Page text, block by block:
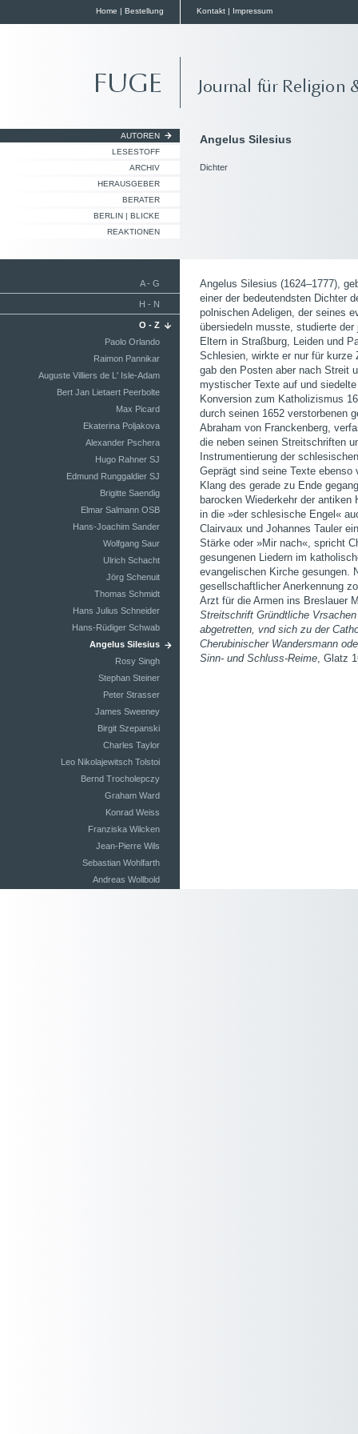
Home | Bestellung Kontakt | Impressum
AUTOREN
LESESTOFF
ARCHIV
HERAUSGEBER
BERATER
BERLIN | BLICKE
REAKTIONEN
Angelus Silesius
Dichter
A - G
H - N
O - Z
Paolo Orlando
Raimon Pannikar
Auguste Villiers de L' Isle-Adam
Bert Jan Lietaert Peerbolte
Max Picard
Ekaterina Poljakova
Alexander Pschera
Hugo Rahner SJ
Edmund Runggaldier SJ
Brigitte Saendig
Elmar Salmann OSB
Hans-Joachim Sander
Wolfgang Saur
Ulrich Schacht
Jörg Schenuit
Thomas Schmidt
Hans Julius Schneider
Hans-Rüdiger Schwab
Angelus Silesius
Rosy Singh
Stephan Steiner
Peter Strasser
James Sweeney
Birgit Szepanski
Charles Taylor
Leo Nikolajewitsch Tolstoi
Bernd Trocholepczy
Graham Ward
Konrad Weiss
Franziska Wilcken
Jean-Pierre Wils
Sebastian Wohlfarth
Andreas Wollbold
Angelus Silesius (1624–1777),
einer der bedeutendsten Dichter
polnischen Adeligen, der seines
übersiedeln musste, studierte
Eltern in Straßburg, Leiden und
Schlesien, wirkte er nur für kurze
gab den Posten aber nach Streit
mystischer Texte auf und
Konversion zum Katholizismus
durch seinen 1652 verstorbenen
Abraham von Franckenberg,
die neben seinen Streitschriften
Instrumentierung der
Geprägt sind seine Texte ebenso
Klang des gerade zu Ende
barocken Wiederkehr der
in die »der schlesische Engel«
Clairvaux und Johannes Tauler
Stärke oder »Mir nach«, spricht
gesungenen Liedern im
evangelischen Kirche gesungen.
gesellschaftlicher Anerkennung
Arzt für die Armen ins Breslauer
Streitschrift Gründtliche
abgetretten, vnd sich zu der
Cherubinischer Wandersmann
Sinn- und Schluss-Reime, Glatz